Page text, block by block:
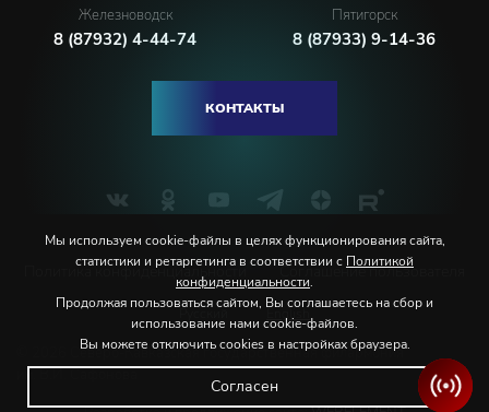
Железноводск
8 (87932) 4-44-74
Пятигорск
8 (87933) 9-14-36
КОНТАКТЫ
Политика конфиденциальности Соглашение пользователя
© 2026 Северо-Кавказская государственная филармония
им. В.И. Сафонова
Мы используем cookie-файлы в целях функционирования сайта,
статистики и ретаргетинга в соответствии с Политикой
конфиденциальности.
Продолжая пользоваться сайтом, Вы соглашаетесь на сбор и
использование нами cookie-файлов.
Вы можете отключить cookies в настройках браузера.
Согласен